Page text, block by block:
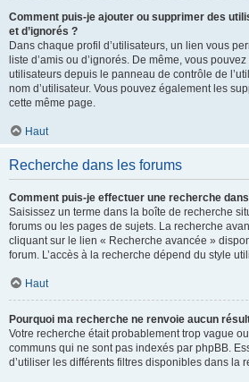
Comment puis-je ajouter ou supprimer des
et d’ignorés ?
Dans chaque profil d’utilisateurs, un lien vous
liste d’amis ou d’ignorés. De même, vous
utilisateurs depuis le panneau de contrôle de
nom d’utilisateur. Vous pouvez également les
cette même page.
Haut
Recherche dans les forums
Comment puis-je effectuer une recherche
Saisissez un terme dans la boîte de recherche
forums ou les pages de sujets. La recherche
cliquant sur le lien « Recherche avancée »
forum. L’accès à la recherche dépend du style
Haut
Pourquoi ma recherche ne renvoie aucun
Votre recherche était probablement trop vague
communs qui ne sont pas indexés par phpBB.
d’utiliser les différents filtres disponibles dans la